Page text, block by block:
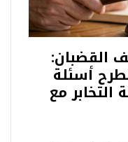
القضبان:
أسئلة
مع